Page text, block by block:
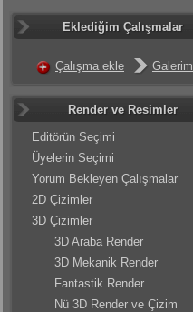
Eklediğim Çalışmalar
Çalışma ekle Galerim
Render ve Resimler
Editörün Seçimi
Üyelerin Seçimi
Yorum Bekleyen Çalışmalar
2D Çizimler
3D Çizimler
3D Araba Render
3D Mekanik Render
Fantastik Render
Nü 3D Render ve Çizim